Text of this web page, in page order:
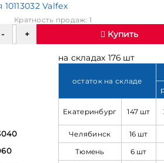
Valfex
Кратность продаж: 1
Купить
на складах 176 шт
остаток на складе
Екатеринбург 147 шт
Челябинск
16 шт
Тюмень
6 шт